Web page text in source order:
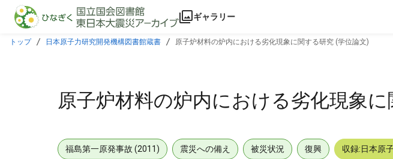
本文に飛ぶ
ギャラリー
トップ 日本原子力研究開発機構図書館蔵書 原子炉材料の炉内における劣化現象に関する研究 (学位論文)
原子炉材料の炉内における劣化現象
福島第一原発事故 (2011) 震災への備え 被災状況 復興 収録:日本原